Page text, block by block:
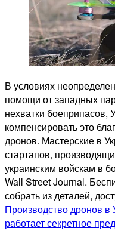
В условиях
помощи от западных
нехватки боеприпасов,
компенсировать это
дронов. Мастерские в
стартапов,
украинским войскам в
Wall Street Journal.
собрать из деталей,
Производство дронов
работает секретное